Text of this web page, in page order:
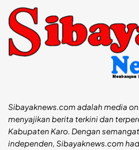
Sibayaknews.com adalah media
menyajikan berita terkini dan
Kabupaten Karo. Dengan
independen, Sibayaknews.com